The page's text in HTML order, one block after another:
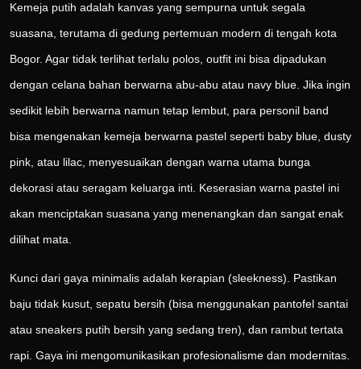
Kemeja putih adalah kanvas yang sempurna untuk segala
suasana, terutama di gedung pertemuan modern di tengah kota
Bogor. Agar tidak terlihat terlalu polos, outfit ini bisa dipadukan
dengan celana bahan berwarna abu-abu atau navy blue. Jika ingin
sedikit lebih berwarna namun tetap lembut, para personil band
bisa mengenakan kemeja berwarna pastel seperti baby blue, dusty
pink, atau lilac, menyesuaikan dengan warna utama bunga
dekorasi atau seragam keluarga inti. Keserasian warna pastel ini
akan menciptakan suasana yang menenangkan dan sangat enak
dilihat mata.
Kunci dari gaya minimalis adalah kerapian (sleekness). Pastikan
baju tidak kusut, sepatu bersih (bisa menggunakan pantofel santai
atau sneakers putih bersih yang sedang tren), dan rambut tertata
rapi. Gaya ini mengomunikasikan profesionalisme dan modernitas.